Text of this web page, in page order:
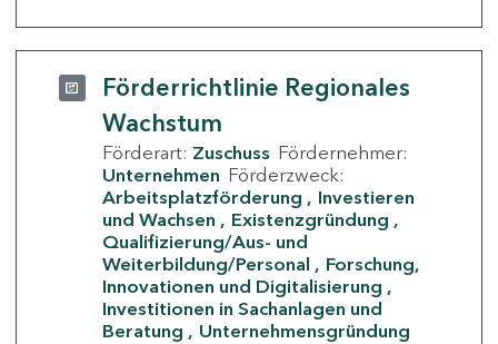
Förderrichtlinie Regionales
Wachstum
Förderart: Zuschuss Fördernehmer:
Unternehmen Förderzweck:
Arbeitsplatzförderung
Investieren
und Wachsen
Existenzgründung
Qualifizierung/Aus- und
Weiterbildung/Personal
Forschung,
Innovationen und Digitalisierung
Investitionen in Sachanlagen und
Beratung
Unternehmensgründung